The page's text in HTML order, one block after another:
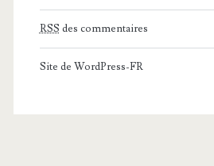
RSS des commentaires
Site de WordPress-FR